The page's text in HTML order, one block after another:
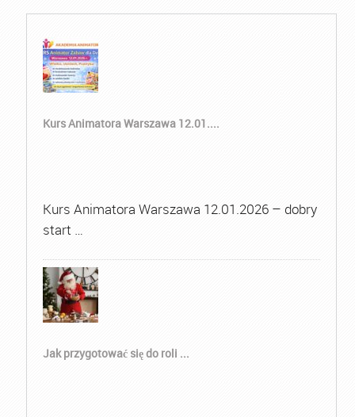
Kurs Animatora Warszawa 12.01....
Kurs Animatora Warszawa 12.01.2026 – dobry
start …
Jak przygotować się do roli ...